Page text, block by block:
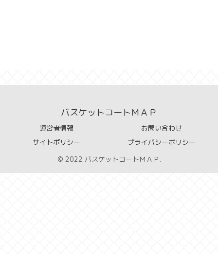
バスケットコートＭＡＰ
運営者情報
お問い合わせ
サイトポリシー
プライバシーポリシー
© 2022 バスケットコートＭＡＰ.